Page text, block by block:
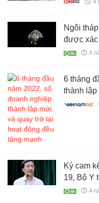
Ngôi
được xác
4
6 tháng
thành
đều tăng
Ký cam
19, Bộ Y
4